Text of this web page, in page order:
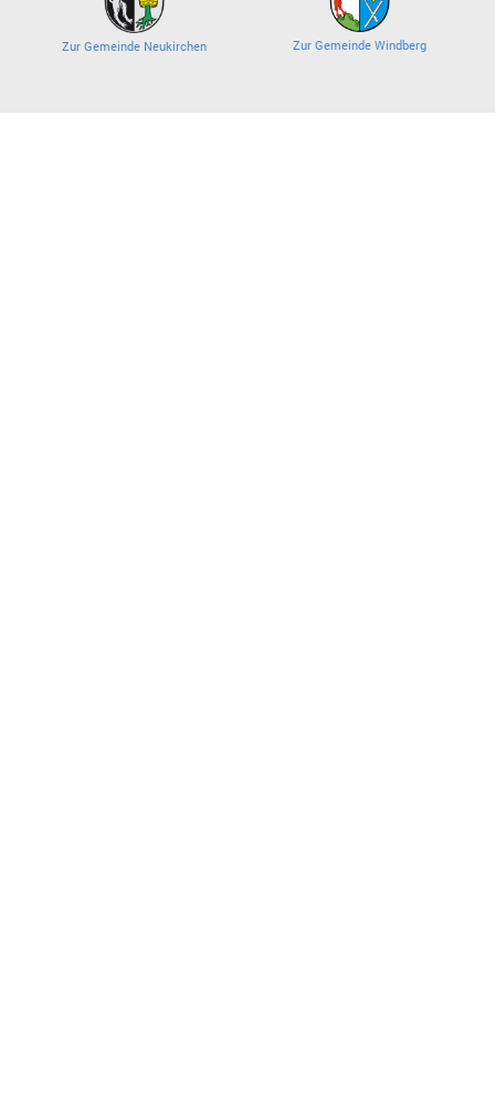
Zur Gemeinde Neukirchen Zur Gemeinde Windberg